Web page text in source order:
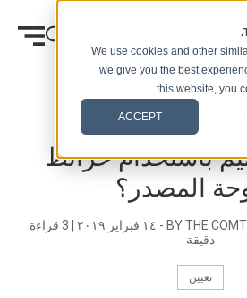
We use cookies and other
we give you the best
this website, you
ACCEPT
Blog Post
باستخدام خرائط
المصدر؟
BY THE ١٤ فبراير ٢٠١٩ 3 قراءة
دقيقة
تعيين